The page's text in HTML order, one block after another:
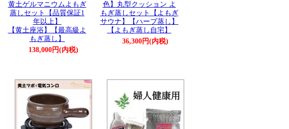
黄土ゲルマニウムよもぎ
蒸しセット【品質保証1
年以上】
【黄土座浴】【最高級よ
もぎ蒸し】
138,000円(内税)
色】丸型クッション よ
もぎ蒸しセット【よもぎ
サウナ】【ハーブ蒸し】
【よもぎ蒸し自宅】
36,300円(内税)